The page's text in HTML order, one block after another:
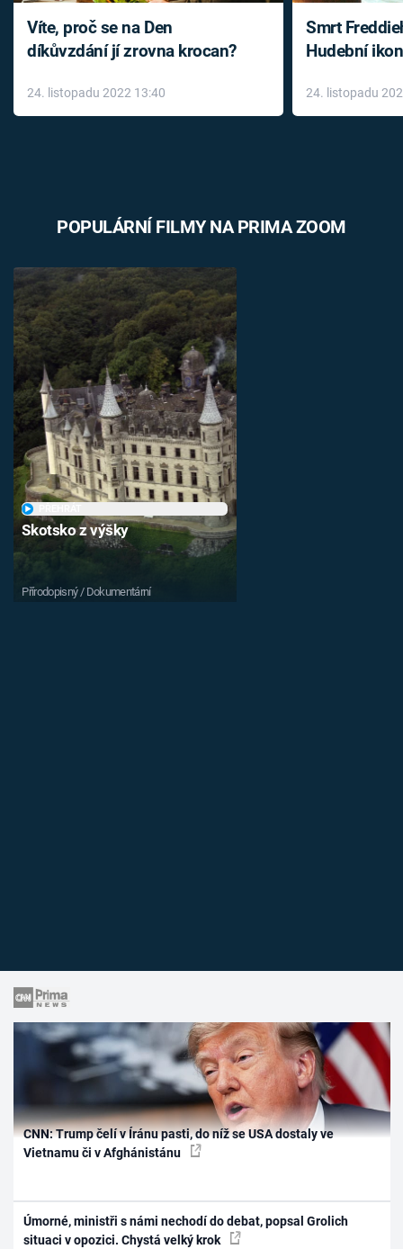
Víte, proč se na Den
díkůvzdání jí zrovna krocan?
24. listopadu 2022 13:40
Smrt
Hudební
léky
24. listopadu
POPULÁRNÍ FILMY NA PRIMA ZOOM
Skotsko z výšky
Přírodopisný / Dokumentární
CNN: Trump čelí v Íránu pasti, do níž se USA dostaly ve
Vietnamu či v Afghánistánu
Úmorné, ministři s námi nechodí do debat, popsal Grolich
situaci v opozici. Chystá velký krok